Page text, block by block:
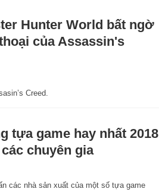
Hunter World bất ngờ
của Assassin's
Creed.
tựa game hay nhất 2018
chuyên gia
các nhà sản xuất của một số tựa game